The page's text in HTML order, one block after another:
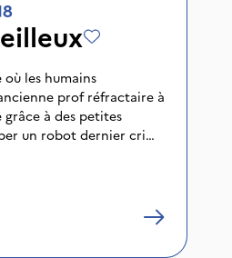
les humains
prof réfractaire à
à des petites
un robot dernier cri
Mais tout dérape.
elle s’embarque dans